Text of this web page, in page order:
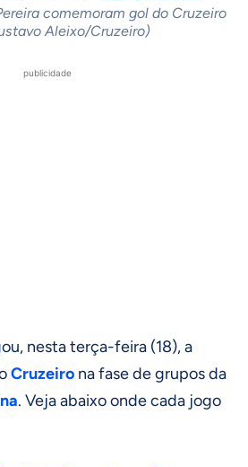
comemoram gol do Cruzeiro
Aleixo/Cruzeiro)
publicidade
nesta terça-feira (18), a
Cruzeiro na fase de grupos da
. Veja abaixo onde cada jogo